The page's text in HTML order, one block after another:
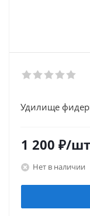
Удилище
1 200 ₽/шт
Нет в наличии